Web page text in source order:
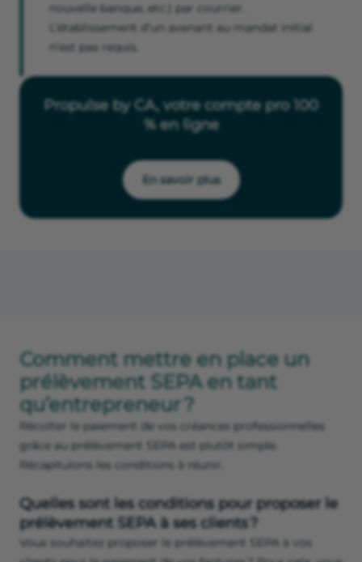
nouvelle banque, etc.) par courrier.
L’établissement d’un avenant au mandat initial
n’est pas requis.
Propulse by CA, votre compte pro 100
% en ligne
En savoir plus
Comment mettre en place un
prélèvement SEPA en tant
qu’entrepreneur ?
Récolter le paiement de vos créances professionnelles
grâce au prélèvement SEPA est plutôt simple.
Récapitulons les conditions à réunir.
Quelles sont les conditions pour proposer le
prélèvement SEPA à ses clients ?
Vous souhaitez proposer le prélèvement SEPA à vos